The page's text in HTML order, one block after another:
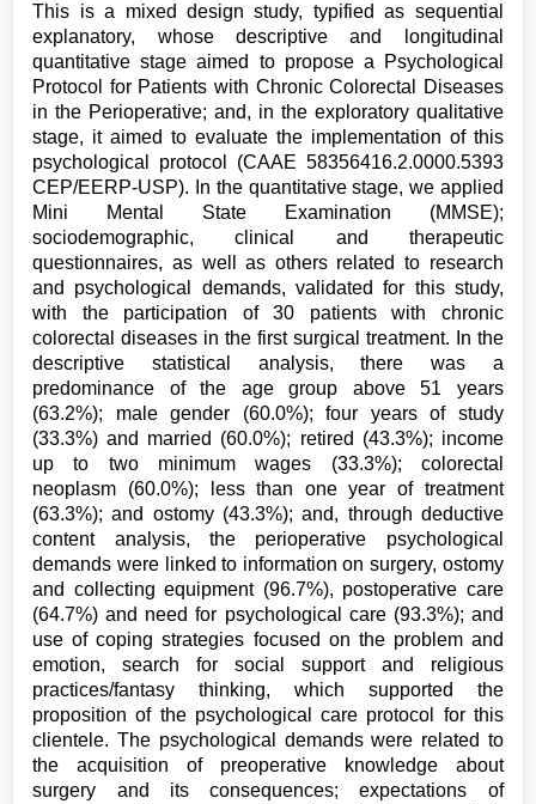
This is a mixed design study, typified as sequential
explanatory, whose descriptive and longitudinal
quantitative stage aimed to propose a Psychological
Protocol for Patients with Chronic Colorectal Diseases
in the Perioperative; and, in the exploratory qualitative
stage, it aimed to evaluate the implementation of this
psychological protocol (CAAE 58356416.2.0000.5393
CEP/EERP-USP). In the quantitative stage, we applied
Mini Mental State Examination (MMSE);
sociodemographic, clinical and therapeutic
questionnaires, as well as others related to research
and psychological demands, validated for this study,
with the participation of 30 patients with chronic
colorectal diseases in the first surgical treatment. In the
descriptive statistical analysis, there was a
predominance of the age group above 51 years
(63.2%); male gender (60.0%); four years of study
(33.3%) and married (60.0%); retired (43.3%); income
up to two minimum wages (33.3%); colorectal
neoplasm (60.0%); less than one year of treatment
(63.3%); and ostomy (43.3%); and, through deductive
content analysis, the perioperative psychological
demands were linked to information on surgery, ostomy
and collecting equipment (96.7%), postoperative care
(64.7%) and need for psychological care (93.3%); and
use of coping strategies focused on the problem and
emotion, search for social support and religious
practices/fantasy thinking, which supported the
proposition of the psychological care protocol for this
clientele. The psychological demands were related to
the acquisition of preoperative knowledge about
surgery and its consequences; expectations of